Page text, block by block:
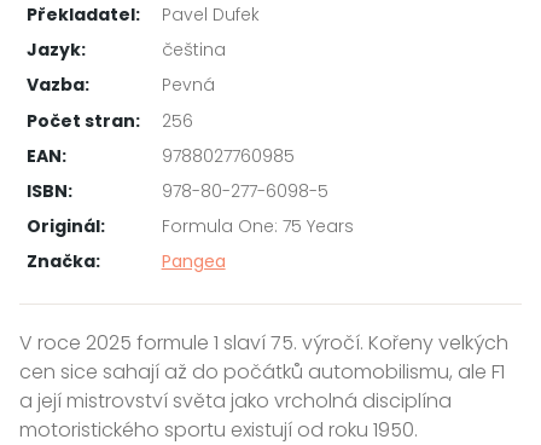
Překladatel:
Pavel Dufek
Jazyk:
čeština
Vazba:
Pevná
Počet stran:
256
EAN:
9788027760985
ISBN:
978-80-277-6098-5
Originál:
Formula One: 75 Years
Značka:
Pangea
V roce 2025 formule 1 slaví 75. výročí. Kořeny velkých
cen sice sahají až do počátků automobilismu, ale F1
a její mistrovství světa jako vrcholná disciplína
motoristického sportu existují od roku 1950.